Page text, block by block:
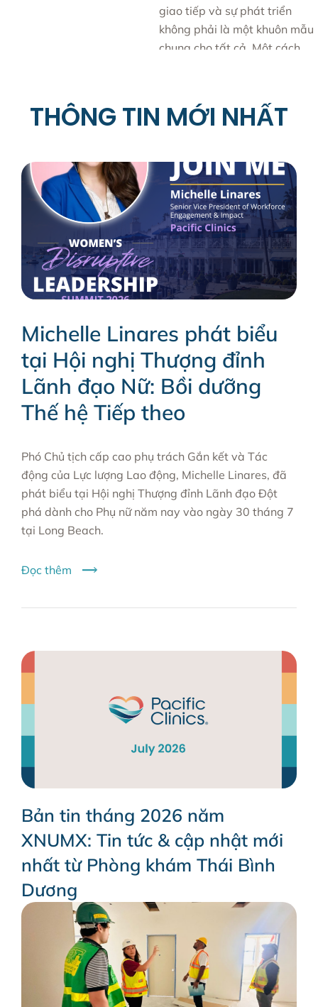
THÔNG TIN MỚI NHẤT
Michelle Linares phát biểu
tại Hội nghị Thượng đỉnh
Lãnh đạo Nữ: Bồi dưỡng
Thế hệ Tiếp theo
Phó Chủ tịch cấp cao phụ trách Gắn kết và Tác
động của Lực lượng Lao động, Michelle Linares, đã
phát biểu tại Hội nghị Thượng đỉnh Lãnh đạo Đột
phá dành cho Phụ nữ năm nay vào ngày 30 tháng 7
tại Long Beach.
Đọc thêm
Bản tin tháng 2026 năm
XNUMX: Tin tức & cập nhật mới
nhất từ ​​Phòng khám Thái Bình
Dương